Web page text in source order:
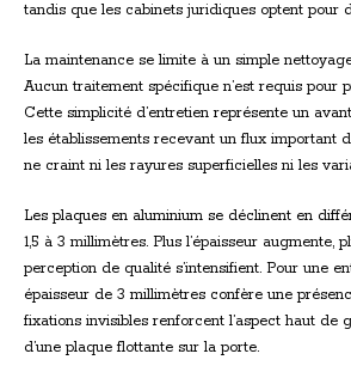
tandis que les cabinets juridiques optent pour
La maintenance se limite à un simple
Aucun traitement spécifique n’est requis pour
Cette simplicité d’entretien représente un
les établissements recevant un flux important
ne craint ni les rayures superficielles ni les
Les plaques en aluminium se déclinent en
1,5 à 3 millimètres. Plus l’épaisseur augmente,
perception de qualité s’intensifient. Pour une
épaisseur de 3 millimètres confère une
fixations invisibles renforcent l’aspect haut de
d’une plaque flottante sur la porte.